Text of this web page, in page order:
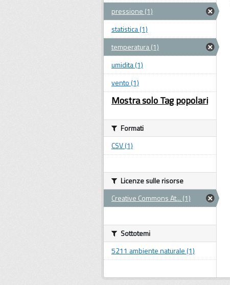
pressione (1)
statistica (1)
temperatura (1)
umidita (1)
vento (1)
Mostra solo Tag popolari
Formati
CSV (1)
Licenze sulle risorse
Creative Commons At... (1)
Sottotemi
5211 ambiente naturale (1)